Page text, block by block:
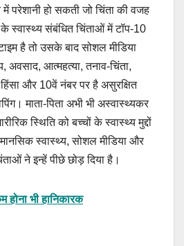
परेशानी हो सकती जो चिंता की वजह
स्वास्थ्य संबंधित चिंताओं में टॉप-10
है तो उसके बाद सोशल मीडिया
अवसाद, आत्महत्या, तनाव-चिंता,
और 10वें नंबर पर है असुरक्षित
माता-पिता अभी भी अस्वास्थ्यकर
स्थिति को बच्चों के स्वास्थ्य मुद्दों
स्वास्थ्य, सोशल मीडिया और
ने इन्हें पीछे छोड़ दिया है।
होना भी हानिकारक